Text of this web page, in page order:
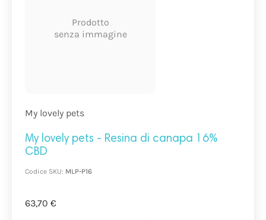
Prodotto
senza immagine
My lovely pets
My lovely pets - Resina di canapa 16%
CBD
Codice SKU: MLP-P16
63,70 €